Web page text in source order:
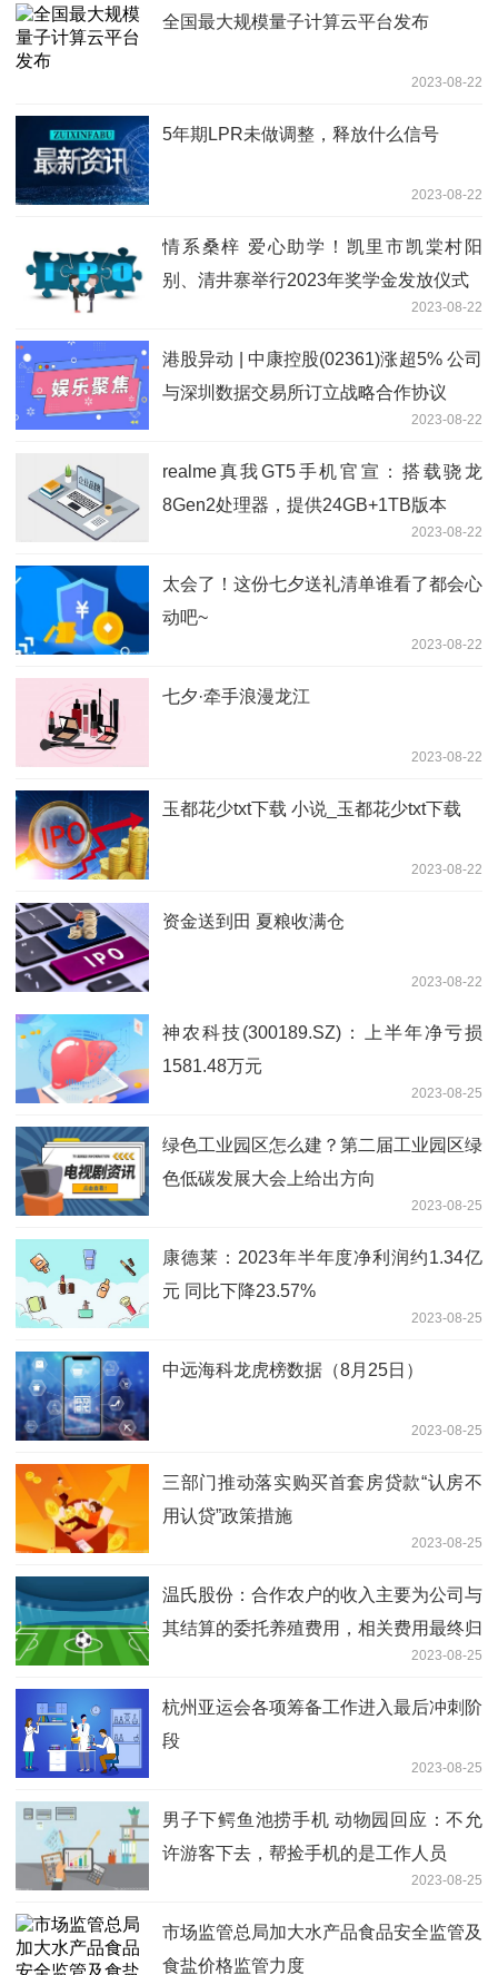
全国最大规模量子计算云平台发布
2023-08-22
5年期LPR未做调整，释放什么信号
2023-08-22
情系桑梓 爱心助学！凯里市凯棠村阳
别、清井寨举行2023年奖学金发放仪式
2023-08-22
港股异动 | 中康控股(02361)涨超5% 公司
与深圳数据交易所订立战略合作协议
2023-08-22
realme真我GT5手机官宣：搭载骁龙
8Gen2处理器，提供24GB+1TB版本
2023-08-22
太会了！这份七夕送礼清单谁看了都会心
动吧~
2023-08-22
七夕·牵手浪漫龙江
2023-08-22
玉都花少txt下载 小说_玉都花少txt下载
2023-08-22
资金送到田 夏粮收满仓
2023-08-22
神农科技(300189.SZ)：上半年净亏损
1581.48万元
2023-08-25
绿色工业园区怎么建？第二届工业园区绿
色低碳发展大会上给出方向
2023-08-25
康德莱：2023年半年度净利润约1.34亿
元 同比下降23.57%
2023-08-25
中远海科龙虎榜数据（8月25日）
2023-08-25
三部门推动落实购买首套房贷款“认房不
用认贷”政策措施
2023-08-25
温氏股份：合作农户的收入主要为公司与
其结算的委托养殖费用，相关费用最终归
2023-08-25
杭州亚运会各项筹备工作进入最后冲刺阶
段
2023-08-25
男子下鳄鱼池捞手机 动物园回应：不允
许游客下去，帮捡手机的是工作人员
2023-08-25
市场监管总局加大水产品食品安全监管及
食盐价格监管力度